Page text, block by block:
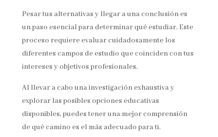
Pesar tus alternativas y llegar a una conclusión es
un paso esencial para determinar qué estudiar. Este
proceso requiere evaluar cuidadosamente los
diferentes campos de estudio que coinciden con tus
intereses y objetivos profesionales.
Al llevar a cabo una investigación exhaustiva y
explorar las posibles opciones educativas
disponibles, puedes tener una mejor comprensión
de qué camino es el más adecuado para ti.